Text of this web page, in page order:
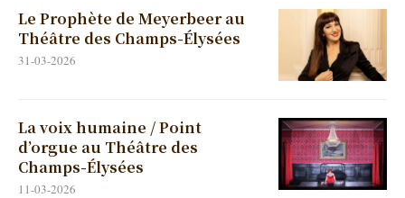
Le Prophète de Meyerbeer au
Théâtre des Champs-Élysées
31-03-2026
La voix humaine / Point
d’orgue au Théâtre des
Champs-Élysées
11-03-2026